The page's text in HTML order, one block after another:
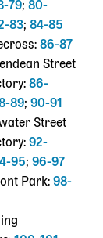
79; 80-
83; 84-85
86-87
Street
86-
89; 90-91
Street
92-
95; 96-97
Park: 98-